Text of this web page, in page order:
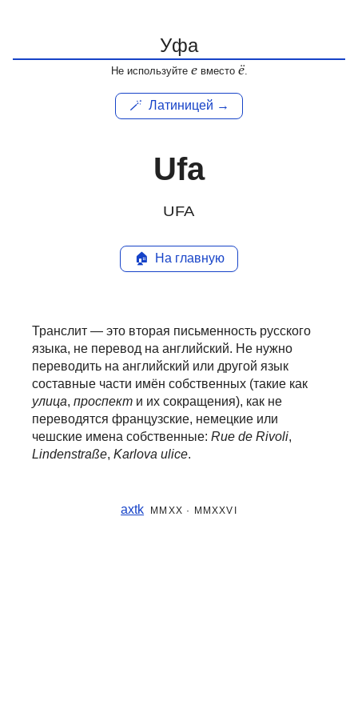
Не используйте евместо ё.
🪄 Латиницей →
Ufa
UFA
🏠 На главную
Транслит — это вторая письменность русского
языка, не перевод на английский. Не нужно
переводить на английский или другой язык
составные части имён собственных (такие как
улица, проспект и их сокращения), как не
переводятся французские, немецкие или
чешские имена собственные: Rue de Rivoli,
Lindenstraße, Karlova ulice.
axtk MMXX · MMXXVI